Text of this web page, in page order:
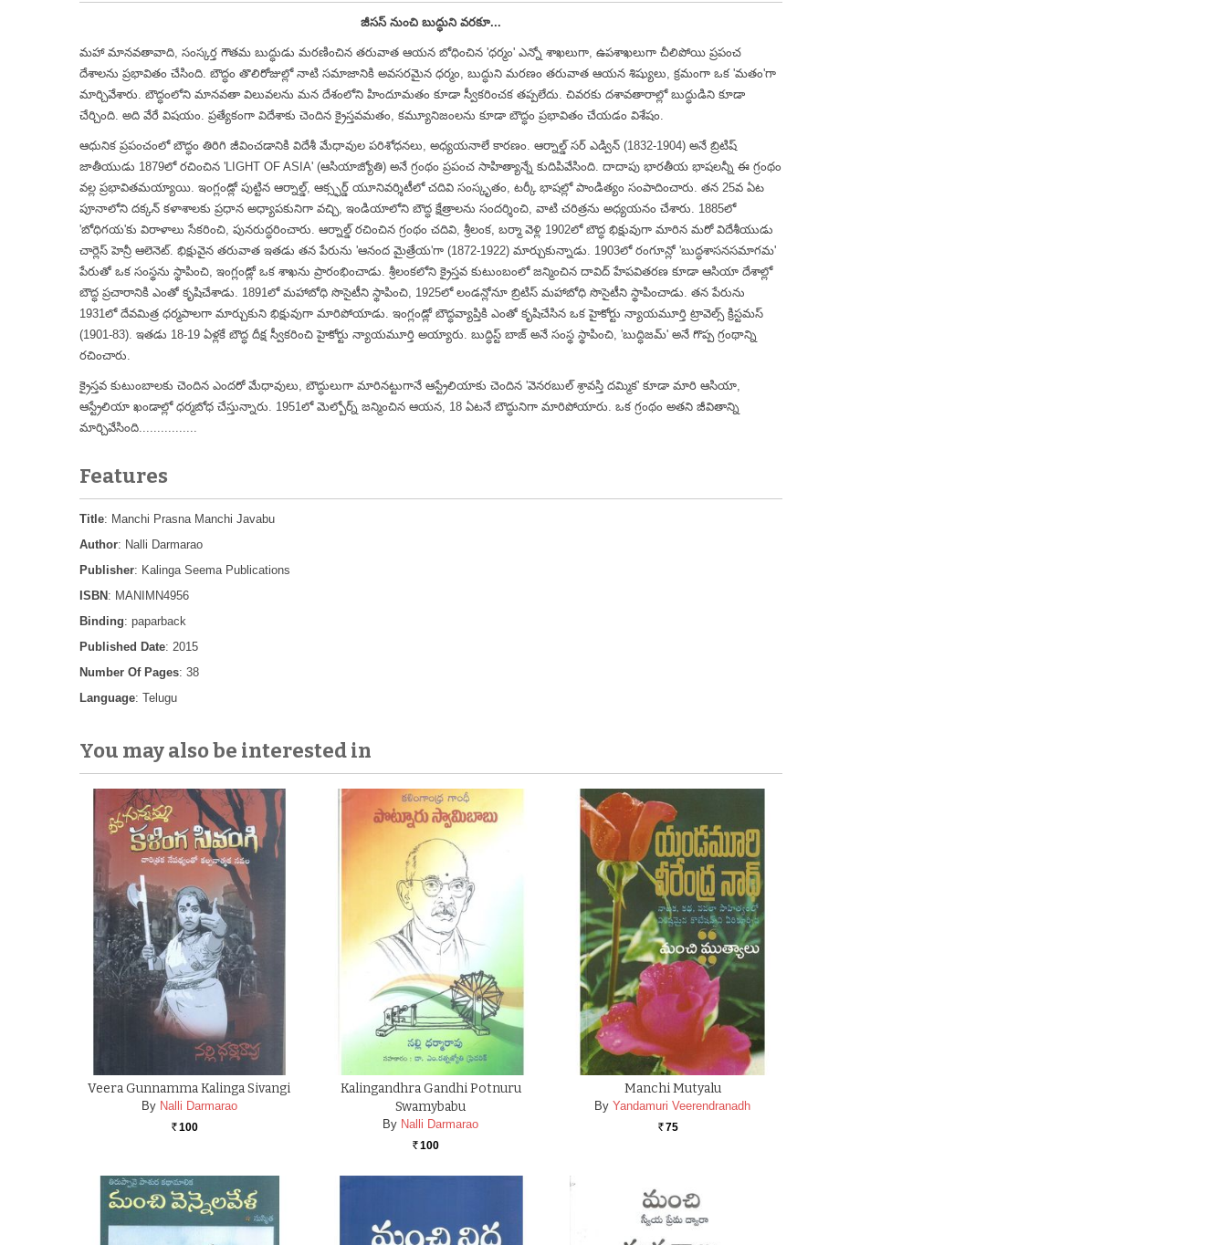
జీసస్ నుంచి బుద్ధుని వరకూ...
మహా మానవతావాది, సంస్కర్త గౌతమ బుద్ధుడు మరణించిన తరువాత ఆయన బోధించిన 'ధర్మం' ఎన్నో శాఖలుగా, ఉపశాఖలుగా చీలిపోయి ప్రపంచ
దేశాలను ప్రభావితం చేసింది. బౌద్ధం తొలిరోజుల్లో నాటి సమాజానికి అవసరమైన ధర్మం, బుద్ధుని మరణం తరువాత ఆయన శిష్యులు, క్రమంగా ఒక 'మతం'గా
మార్చివేశారు. బౌద్ధంలోని మానవతా విలువలను మన దేశంలోని హిందూమతం కూడా స్వీకరించక తప్పలేదు. చివరకు దశావతారాల్లో బుద్ధుడిని కూడా
చేర్చింది. అది వేరే విషయం. ప్రత్యేకంగా విదేశాకు చెందిన క్రైస్తవమతం, కమ్యూనిజంలను కూడా బౌద్ధం ప్రభావితం చేయడం విశేషం.
ఆధునిక ప్రపంచంలో బౌద్ధం తిరిగి జీవించడానికి విదేశీ మేధావుల పరిశోధనలు, అధ్యయనాలే కారణం. ఆర్నాల్డ్ సర్ ఎడ్విన్ (1832-1904) అనే బ్రిటిష్
జాతీయుడు 1879లో రచించిన 'LIGHT OF ASIA' (ఆసియాజ్యోతి) అనే గ్రంథం ప్రపంచ సాహిత్యాన్నే కుదిపివేసింది. దాదాపు భారతీయ భాషలన్నీ ఈ గ్రంథం
వల్ల ప్రభావితమయ్యాయి. ఇంగ్లండ్లో పుట్టిన ఆర్నాల్డ్, ఆక్స్ఫర్డ్ యూనివర్శిటీలో చదివి సంస్కృతం, టర్కీ భాషల్లో పాండిత్యం సంపాదించారు. తన 25వ ఏట
పూనాలోని దక్కన్ కళాశాలకు ప్రధాన అధ్యాపకునిగా వచ్చి, ఇండియాలోని బౌద్ధ క్షేత్రాలను సందర్శించి, వాటి చరిత్రను అధ్యయనం చేశారు. 1885లో
'బోధిగయ'కు విరాళాలు సేకరించి, పునరుద్ధరించారు. ఆర్నాల్డ్ రచించిన గ్రంథం చదివి, శ్రీలంక, బర్మా వెళ్లి 1902లో బౌద్ధ భిక్షువుగా మారిన మరో విదేశీయుడు
చార్లెస్ హెన్రీ ఆలెనెట్. భిక్షువైన తరువాత ఇతడు తన పేరును 'ఆనంద మైత్రేయ'గా (1872-1922) మార్చుకున్నాడు. 1903లో రంగూన్లో 'బుద్ధశాసనసమాగమ'
పేరుతో ఒక సంస్థను స్థాపించి, ఇంగ్లండ్లో ఒక శాఖను ప్రారంభించాడు. శ్రీలంకలోని క్రైస్తవ కుటుంబంలో జన్మించిన దావిద్ హేపవితరణ కూడా ఆసియా దేశాల్లో
బౌద్ధ ప్రచారానికి ఎంతో కృషిచేశాడు. 1891లో మహాబోధి సొసైటీని స్థాపించి, 1925లో లండన్లోనూ బ్రిటిస్ మహాబోధి సొసైటీని స్థాపించాడు. తన పేరును
1931లో దేవమిత్ర ధర్మపాలగా మార్చుకుని భిక్షువుగా మారిపోయాడు. ఇంగ్లండ్లో బౌద్ధవ్యాప్తికి ఎంతో కృషిచేసిన ఒక హైకోర్టు న్యాయమూర్తి ట్రావెల్స్ క్రిస్టమస్
(1901-83). ఇతడు 18-19 ఏళ్లకే బౌద్ధ దీక్ష స్వీకరించి హైకోర్టు న్యాయమూర్తి అయ్యారు. బుద్ధిస్ట్ బాజ్ అనే సంస్థ స్థాపించి, 'బుద్ధిజమ్' అనే గొప్ప గ్రంథాన్ని
రచించారు.
క్రైస్తవ కుటుంబాలకు చెందిన ఎందరో మేధావులు, బౌద్ధులుగా మారినట్టుగానే ఆస్ట్రేలియాకు చెందిన 'వెనరబుల్ శ్రావస్తి దమ్మిక' కూడా మారి ఆసియా,
ఆస్ట్రేలియా ఖండాల్లో ధర్మబోధ చేస్తున్నారు. 1951లో మెల్బోర్న్ జన్మించిన ఆయన, 18 ఏటనే బౌద్ధునిగా మారిపోయారు. ఒక గ్రంథం అతని జీవితాన్ని
మార్చివేసింది................
Features
Title: Manchi Prasna Manchi Javabu
Author: Nalli Darmarao
Publisher: Kalinga Seema Publications
ISBN : MANIMN4956
Binding: paparback
Published Date: 2015
Number Of Pages: 38
Language: Telugu
You may also be interested in
Veera Gunnamma Kalinga Sivangi
By Nalli Darmarao
Rs. 100
Kalingandhra Gandhi Potnuru
Swamybabu
By Nalli Darmarao
Rs. 100
Manchi Mutyalu
By Yandamuri Veerendranadh
Rs. 75